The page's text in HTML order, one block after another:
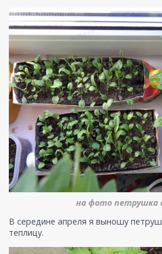
на фото петрушка
В середине апреля я выношу
теплицу.